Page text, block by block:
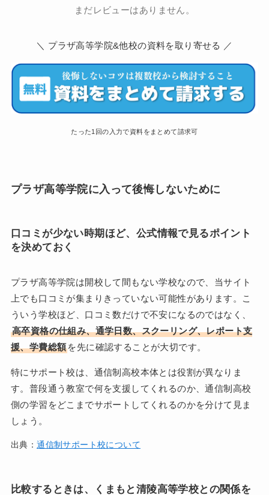
まだレビューはありません。
＼ プラザ高等学院&他校の資料を取り寄せる ／
たった1回の入力で資料をまとめて請求可
プラザ高等学院に入って後悔しないために
口コミが少ない時期ほど、公式情報で見るポイント
を決めておく
プラザ高等学院は開校して間もない学校なので、当サイト
上でも口コミが集まりきっていない可能性があります。こ
ういう学校ほど、口コミ数だけで不安になるのではなく、
高卒資格の仕組み、通学日数、スクーリング、レポート支
援、学費総額 を先に確認することが大切です。
特にサポート校は、通信制高校本体とは役割が異なりま
す。普段通う教室で何を支援してくれるのか、通信制高校
側の学習をどこまでサポートしてくれるのかを分けて見ま
しょう。
出典：通信制サポート校について
比較するときは、くまもと清陵高等学校との関係を